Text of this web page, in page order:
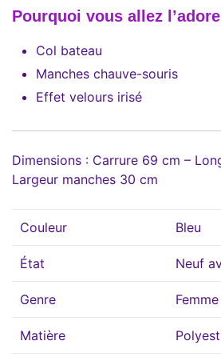
Pourquoi vous allez
Col bateau
Manches chauve-souris
Effet velours irisé
Dimensions : Carrure 69 cm –
Largeur manches 30 cm
Couleur Bleu
État Neuf
Genre Femme
Matière